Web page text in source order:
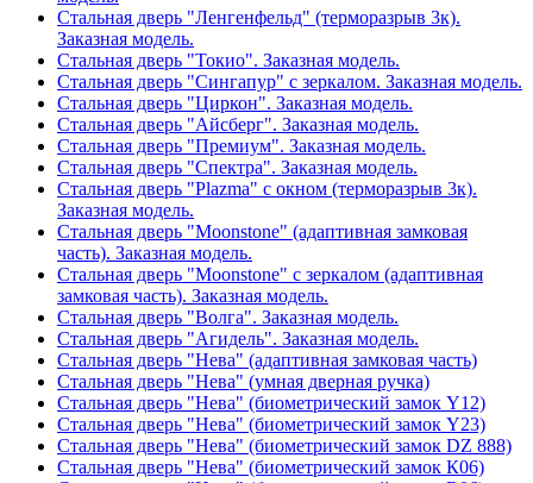
Стальная дверь "Ленгенфельд" (терморазрыв 3к).
Заказная модель.
Стальная дверь "Токио". Заказная модель.
Стальная дверь "Сингапур" с зеркалом. Заказная модель.
Стальная дверь "Циркон". Заказная модель.
Стальная дверь "Айсберг". Заказная модель.
Стальная дверь "Премиум". Заказная модель.
Стальная дверь "Спектра". Заказная модель.
Стальная дверь "Plazma" с окном (терморазрыв 3к).
Заказная модель.
Стальная дверь "Moonstone" (адаптивная замковая
часть). Заказная модель.
Стальная дверь "Moonstone" с зеркалом (адаптивная
замковая часть). Заказная модель.
Стальная дверь "Волга". Заказная модель.
Стальная дверь "Агидель". Заказная модель.
Стальная дверь "Нева" (адаптивная замковая часть)
Стальная дверь "Нева" (умная дверная ручка)
Стальная дверь "Нева" (биометрический замок Y12)
Стальная дверь "Нева" (биометрический замок Y23)
Стальная дверь "Нева" (биометрический замок DZ 888)
Стальная дверь "Нева" (биометрический замок К06)